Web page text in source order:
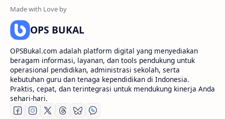
OPS BUKAL
OPSBukal.com adalah platform digital yang menyediakan
beragam informasi, layanan, dan tools pendukung untuk
operasional pendidikan, administrasi sekolah, serta
kebutuhan guru dan tenaga kependidikan di Indonesia.
Praktis, cepat, dan terintegrasi untuk mendukung kinerja Anda
sehari-hari.